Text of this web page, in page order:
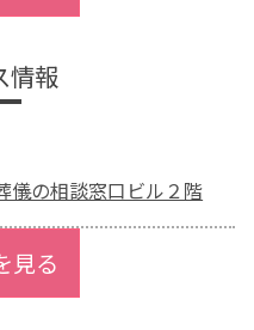
情報
儀の相談窓口ビル２階
見る